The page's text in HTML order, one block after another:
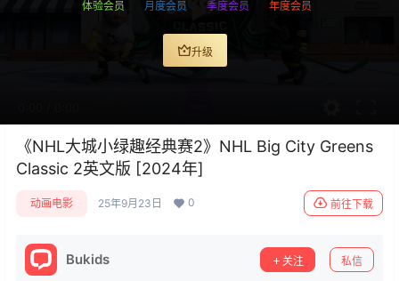
体验会员 月度会员 季度会员 年度会员
升级
​​《NHL大城小绿趣经典赛2》NHL Big City Greens
Classic 2英文版 [2024年]
动画电影 25年9月23日 0 前往下载
Bukids 关注 私信